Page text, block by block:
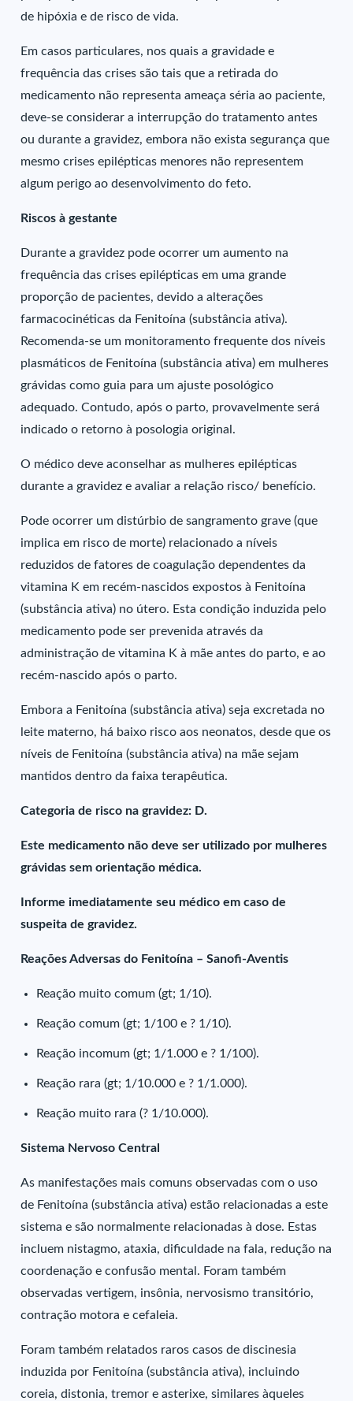
de hipóxia e de risco de vida.
Em casos particulares, nos quais a gravidade e
frequência das crises são tais que a retirada do
medicamento não representa ameaça séria ao paciente,
deve-se considerar a interrupção do tratamento antes
ou durante a gravidez, embora não exista segurança que
mesmo crises epilépticas menores não representem
algum perigo ao desenvolvimento do feto.
Riscos à gestante
Durante a gravidez pode ocorrer um aumento na
frequência das crises epilépticas em uma grande
proporção de pacientes, devido a alterações
farmacocinéticas da Fenitoína (substância ativa).
Recomenda-se um monitoramento frequente dos níveis
plasmáticos de Fenitoína (substância ativa) em mulheres
grávidas como guia para um ajuste posológico
adequado. Contudo, após o parto, provavelmente será
indicado o retorno à posologia original.
O médico deve aconselhar as mulheres epilépticas
durante a gravidez e avaliar a relação risco/ benefício.
Pode ocorrer um distúrbio de sangramento grave (que
implica em risco de morte) relacionado a níveis
reduzidos de fatores de coagulação dependentes da
vitamina K em recém-nascidos expostos à Fenitoína
(substância ativa) no útero. Esta condição induzida pelo
medicamento pode ser prevenida através da
administração de vitamina K à mãe antes do parto, e ao
recém-nascido após o parto.
Embora a Fenitoína (substância ativa) seja excretada no
leite materno, há baixo risco aos neonatos, desde que os
níveis de Fenitoína (substância ativa) na mãe sejam
mantidos dentro da faixa terapêutica.
Categoria de risco na gravidez: D.
Este medicamento não deve ser utilizado por mulheres
grávidas sem orientação médica.
Informe imediatamente seu médico em caso de
suspeita de gravidez.
Reações Adversas do Fenitoína – Sanofi-Aventis
Reação muito comum (gt; 1/10).
Reação comum (gt; 1/100 e ? 1/10).
Reação incomum (gt; 1/1.000 e ? 1/100).
Reação rara (gt; 1/10.000 e ? 1/1.000).
Reação muito rara (? 1/10.000).
Sistema Nervoso Central
As manifestações mais comuns observadas com o uso
de Fenitoína (substância ativa) estão relacionadas a este
sistema e são normalmente relacionadas à dose. Estas
incluem nistagmo, ataxia, dificuldade na fala, redução na
coordenação e confusão mental. Foram também
observadas vertigem, insônia, nervosismo transitório,
contração motora e cefaleia.
Foram também relatados raros casos de discinesia
induzida por Fenitoína (substância ativa), incluindo
coreia, distonia, tremor e asterixe, similares àqueles